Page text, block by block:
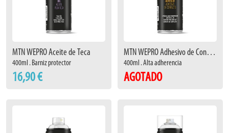
MTN WEPRO Aceite de Teca
400ml . Barniz protector
16,90 €
MTN WEPRO Adhesivo de Contacto
400ml . Alta adherencia
AGOTADO